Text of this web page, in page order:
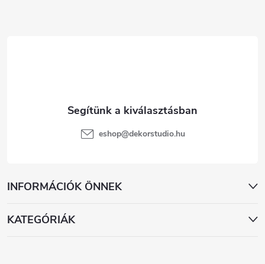
INFORMÁCIÓK ÖNNEK
KATEGÓRIÁK
eshop@dekorstudio.hu